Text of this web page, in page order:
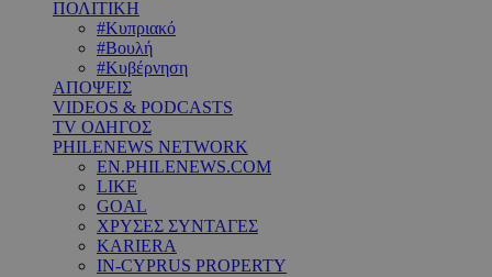
ΠΟΛΙΤΙΚΗ
#Κυπριακό
#Βουλή
#Κυβέρνηση
ΑΠΟΨΕΙΣ
VIDEOS & PODCASTS
TV ΟΔΗΓΟΣ
PHILENEWS NETWORK
EN.PHILENEWS.COM
LIKE
GOAL
ΧΡΥΣΕΣ ΣΥΝΤΑΓΕΣ
KARIERA
IN-CYPRUS PROPERTY